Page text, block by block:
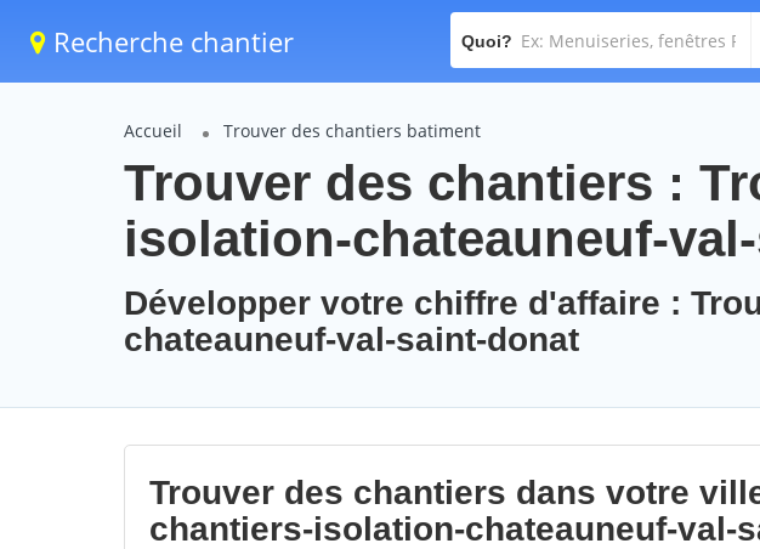
Recherche chantier Quoi?
Accueil Trouver des chantiers batiment
Trouver des chantiers :
isolation-chateauneuf-
Développer votre chiffre d'affaire :
chateauneuf-val-saint-donat
Trouver des chantiers dans votre
chantiers-isolation-chateauneuf-val-